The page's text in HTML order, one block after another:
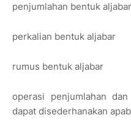
penjumlahan bentuk aljabar
perkalian bentuk aljabar
rumus bentuk aljabar
operasi penjumlahan
dapat disederhanakan